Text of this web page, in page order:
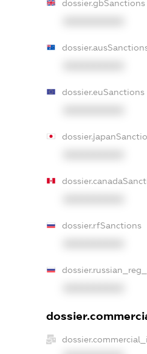
dossier.gbSanctions
dossier.euSanctions
dossier.rfSanctions